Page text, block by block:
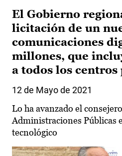
El Gobierno
licitación de un
comunicaciones
millones, que
a todos los centros
12 de Mayo de 2021
Lo ha avanzado el
Administraciones Públicas
tecnológico